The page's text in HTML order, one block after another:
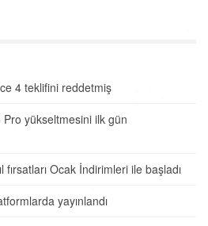
4 teklifini reddetmiş
yükseltmesini ilk gün
fırsatları Ocak İndirimleri ile başladı
yayınlandı